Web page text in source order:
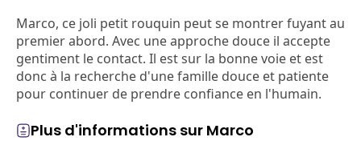
Marco, ce joli petit rouquin peut se montrer fuyant au
premier abord. Avec une approche douce il accepte
gentiment le contact. Il est sur la bonne voie et est
donc à la recherche d'une famille douce et patiente
pour continuer de prendre confiance en l'humain.
Plus d'informations sur Marco